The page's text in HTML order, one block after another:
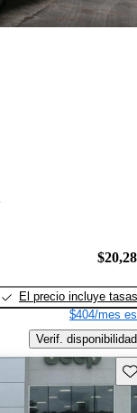
El precio incluye tasas
$404/mes
Verif. disponibilidad